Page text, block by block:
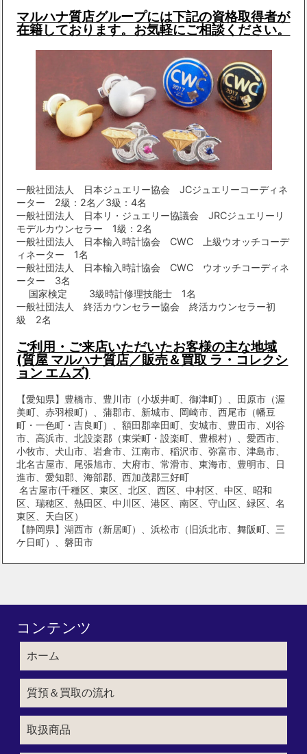
マルハナ質店グループには下記の資格取得者が
在籍しております。お気軽にご相談ください。
一般社団法人 日本ジュエリー協会 JCジュエリーコーディネ
ーター 2級：2名／3級：4名
一般社団法人 日本リ・ジュエリー協議会 JRCジュエリーリ
モデルカウンセラー 1級：2名
一般社団法人 日本輸入時計協会 CWC 上級ウオッチコーデ
ィネーター 1名
一般社団法人 日本輸入時計協会 CWC ウオッチコーディネ
ーター 3名
国家検定 3級時計修理技能士 1名
一般社団法人 終活カウンセラー協会 終活カウンセラー初
級 2名
ご利用・ご来店いただいたお客様の主な地域
(質屋 マルハナ質店／販売＆買取 ラ・コレクシ
ョン エムズ)
【愛知県】豊橋市、豊川市（小坂井町、御津町）、田原市（渥
美町、赤羽根町）、蒲郡市、新城市、岡崎市、西尾市（幡豆
町・一色町・吉良町）、額田郡幸田町、安城市、豊田市、刈谷
市、高浜市、北設楽郡（東栄町・設楽町、豊根村）、愛西市、
小牧市、犬山市、岩倉市、江南市、稲沢市、弥富市、津島市、
北名古屋市、尾張旭市、大府市、常滑市、東海市、豊明市、日
進市、愛知郡、海部郡、西加茂郡三好町
名古屋市(千種区、東区、北区、西区、中村区、中区、昭和
区、瑞穂区、熱田区、中川区、港区、南区、守山区、緑区、名
東区、天白区）
【静岡県】湖西市（新居町）、浜松市（旧浜北市、舞阪町、三
ケ日町）、磐田市
コンテンツ
ホーム
質預＆買取の流れ
取扱商品